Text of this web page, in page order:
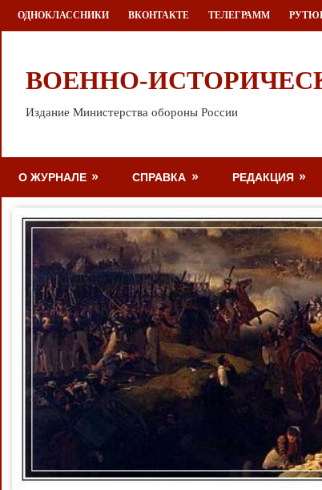
Перейти
к
ОДНОКЛАССНИКИ ВКОНТАКТЕ ТЕЛЕГРАММ
ВОЕННО-
Издание Министерства обороны России
О ЖУРНАЛЕ СПРАВКА РЕДАКЦИЯ